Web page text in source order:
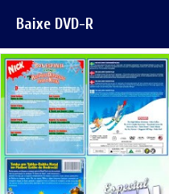
para
o
conteúdo
Baixe DVD-R